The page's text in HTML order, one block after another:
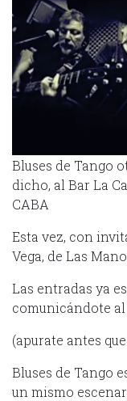
Bluses de Tango
dicho, al Bar La
CABA
Esta vez, con
Vega, de Las
Las entradas ya
comunicándote al
(apurate antes
Bluses de Tango
un mismo